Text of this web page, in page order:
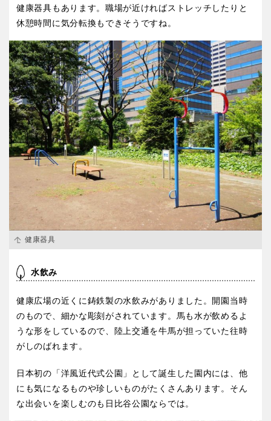
健康器具もあります。職場が近ければストレッチしたりと
休憩時間に気分転換もできそうですね。
健康器具
水飲み
健康広場の近くに鋳鉄製の水飲みがありました。開園当時
のもので、細かな彫刻がされています。馬も水が飲めるよ
うな形をしているので、陸上交通を牛馬が担っていた往時
がしのばれます。
日本初の「洋風近代式公園」として誕生した園内には、他
にも気になるものや珍しいものがたくさんあります。そん
な出会いを楽しむのも日比谷公園ならでは。